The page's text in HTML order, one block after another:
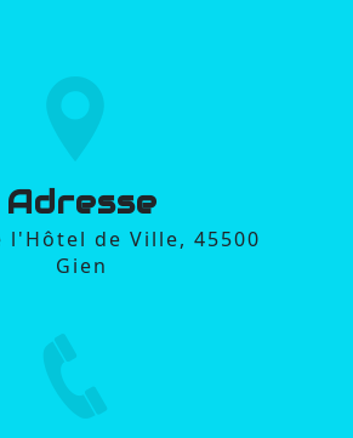
Adresse
Gien